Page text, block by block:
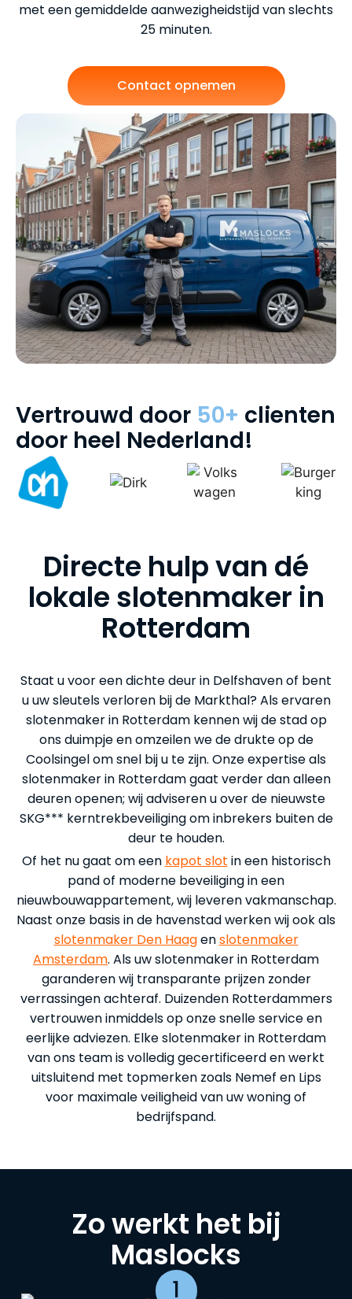
met een gemiddelde aanwezigheidstijd van slechts
25 minuten.
Contact opnemen
Vertrouwd door 50+ clienten
door heel Nederland!
Directe hulp van dé
lokale slotenmaker in
Rotterdam
Staat u voor een dichte deur in Delfshaven of bent
u uw sleutels verloren bij de Markthal? Als ervaren
slotenmaker in Rotterdam kennen wij de stad op
ons duimpje en omzeilen we de drukte op de
Coolsingel om snel bij u te zijn. Onze expertise als
slotenmaker in Rotterdam gaat verder dan alleen
deuren openen; wij adviseren u over de nieuwste
SKG*** kerntrekbeveiliging om inbrekers buiten de
deur te houden.
Of het nu gaat om een kapot slot in een historisch
pand of moderne beveiliging in een
nieuwbouwappartement, wij leveren vakmanschap.
Naast onze basis in de havenstad werken wij ook als
slotenmaker Den Haagenslotenmaker
Amsterdam. Als uw slotenmaker in Rotterdam
garanderen wij transparante prijzen zonder
verrassingen achteraf. Duizenden Rotterdammers
vertrouwen inmiddels op onze snelle service en
eerlijke adviezen. Elke slotenmaker in Rotterdam
van ons team is volledig gecertificeerd en werkt
uitsluitend met topmerken zoals Nemef en Lips
voor maximale veiligheid van uw woning of
bedrijfspand.
Zo werkt het bij
Maslocks
1